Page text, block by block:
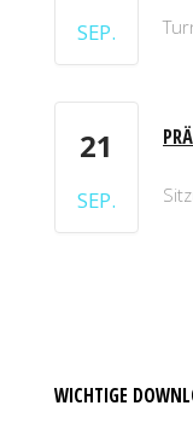
SEP.
21
SEP.
WICHTIGE